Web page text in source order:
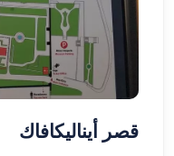
قصر أيناليكافاك